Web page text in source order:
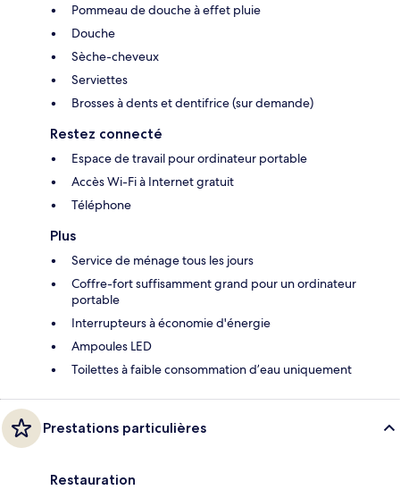
Pommeau de douche à effet pluie
Douche
Sèche-cheveux
Serviettes
Brosses à dents et dentifrice (sur demande)
Restez connecté
Espace de travail pour ordinateur portable
Accès Wi-Fi à Internet gratuit
Téléphone
Plus
Service de ménage tous les jours
Coffre-fort suffisamment grand pour un ordinateur
portable
Interrupteurs à économie d'énergie
Ampoules LED
Toilettes à faible consommation d’eau uniquement
Prestations particulières
Restauration